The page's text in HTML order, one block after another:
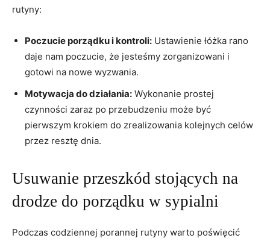
rutyny:
Poczucie porządku i⁤ kontroli: Ustawienie łóżka rano
daje nam poczucie, że jesteśmy zorganizowani i
gotowi ​na nowe wyzwania.
Motywacja do działania: Wykonanie ‌prostej
czynności zaraz po przebudzeniu może być
pierwszym krokiem do zrealizowania kolejnych celów
przez resztę dnia.
Usuwanie przeszkód ‌stojących na
drodze do⁢ porządku w sypialni
Podczas codziennej ⁣porannej‍ rutyny‍ warto‍ poświęcić